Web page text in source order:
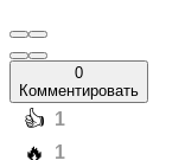
0
Комментировать
️👍 1
️🔥 1